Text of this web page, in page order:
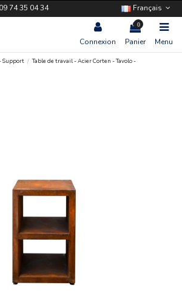
74 35 04 34 Français
Connexion
0
Panier Menu
Support
Table de travail - Acier Corten - Tavolo -